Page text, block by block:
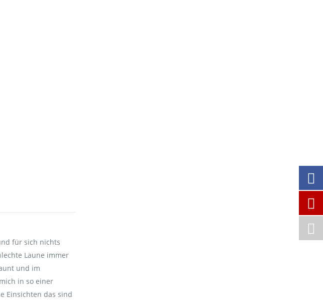
für sich nichts
Laune immer
und im
in so einer
Einsichten das sind